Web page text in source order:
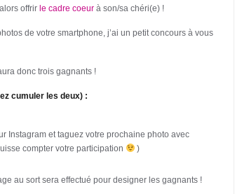
offrirle cadre coeur à son/sa chéri(e) !
de votre smartphone, j’ai un petit concours à vous
donc trois gagnants !
cumuler les deux) :
Instagram et taguez votre prochaine photo avec
compter votre participation
)
au sort sera effectué pour designer les gagnants !